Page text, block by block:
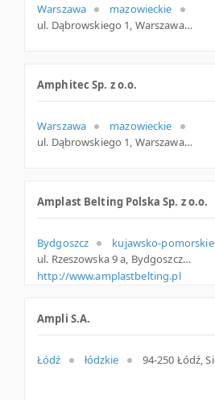
Warszawa
mazowieckie
ul. Dąbrowskiego 1, Warszawa
Amphitec Sp. z o.o.
Warszawa
mazowieckie
ul. Dąbrowskiego 1, Warszawa
Amplast Belting Polska Sp. z o.o.
Bydgoszcz
kujawsko-pomorskie
ul. Rzeszowska 9 a, Bydgoszcz
http://www.amplastbelting.pl
Ampli S.A.
Łódź łódzkie